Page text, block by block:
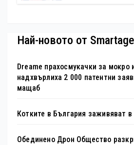
Най-новото от
Dreame прахосмукачки за мокро
надхвърлиха 2 000 патентни
мащаб
Котките в България заживяват
Обединено Дрон Общество